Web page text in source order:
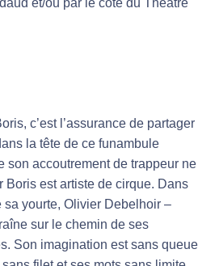
et/ou par le côté du Théâtre
c’est l’assurance de partager
la tête de ce funambule
son accoutrement de trappeur ne
Boris est artiste de cirque. Dans
sa yourte, Olivier Debelhoir –
sur le chemin de ses
Son imagination est sans queue